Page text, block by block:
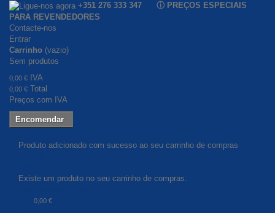
+351 276 333 347 ⓘ PREÇOS ESPECIAIS
PARA REVENDEDORES
Contacte-nos
Entrar
Carrinho (vazio)
Sem produtos
0,00 € IVA
0,00 € Total
Preços com IVA
Encomendar
Produto adicionado com sucesso ao seu carrinho de compras
Existe um produto no seu carrinho de compras.
0,00 €